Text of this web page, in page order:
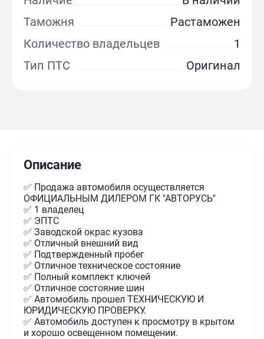
Таможня
Растаможен
Количество владельцев
1
Тип ПТС
Оригинал
Описание
✅ Продажа автомобиля осуществляется
ОФИЦИАЛЬНЫМ ДИЛЕРОМ ГК "АВТОРУСЬ"
✅ 1 владелец
✅ ЭПТС
✅ Заводской окрас кузова
✅ Отличный внешний вид
✅ Подтвержденный пробег
✅ Отличное техническое состояние
✅ Полный комплект ключей
✅ Отличное состояние шин
✅ Автомобиль прошел ТЕХНИЧЕСКУЮ И
ЮРИДИЧЕСКУЮ ПРОВЕРКУ.
✅ Автомобиль доступен к просмотру в крытом
и хорошо освещенном помещении.